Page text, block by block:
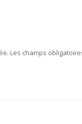
Les champs